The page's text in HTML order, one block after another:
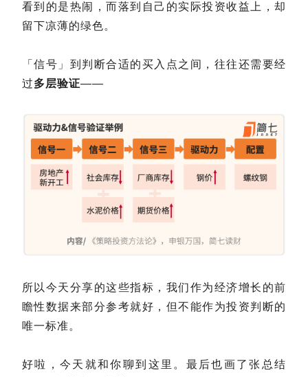
看到的是热闹，而落到自己的实际投资收益上，却
留下凉薄的绿色。
「信号」到判断合适的买入点之间，往往还需要经
过多层验证——
所以今天分享的这些指标，我们作为经济增长的前
瞻性数据来部分参考就好，但不能作为投资判断的
唯一标准。
好啦，今天就和你聊到这里。最后也画了张总结